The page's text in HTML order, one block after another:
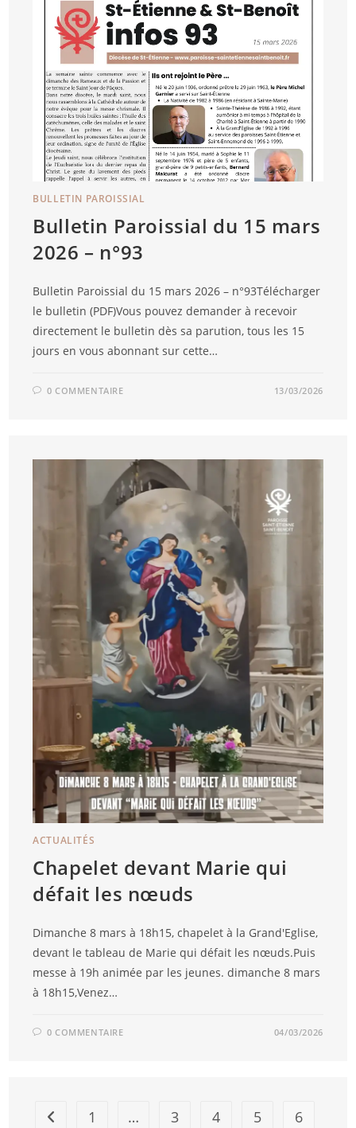
BULLETIN PAROISSIAL
Bulletin Paroissial du 15 mars
2026 – n°93
Bulletin Paroissial du 15 mars 2026 – n°93Télécharger
le bulletin (PDF)Vous pouvez demander à recevoir
directement le bulletin dès sa parution, tous les 15
jours en vous abonnant sur cette…
0 COMMENTAIRE 13/03/2026
ACTUALITÉS
Chapelet devant Marie qui
défait les nœuds
Dimanche 8 mars à 18h15, chapelet à la Grand'Eglise,
devant le tableau de Marie qui défait les nœuds.Puis
messe à 19h animée par les jeunes. dimanche 8 mars
à 18h15,Venez…
0 COMMENTAIRE 04/03/2026
1 … 3 4 5
6